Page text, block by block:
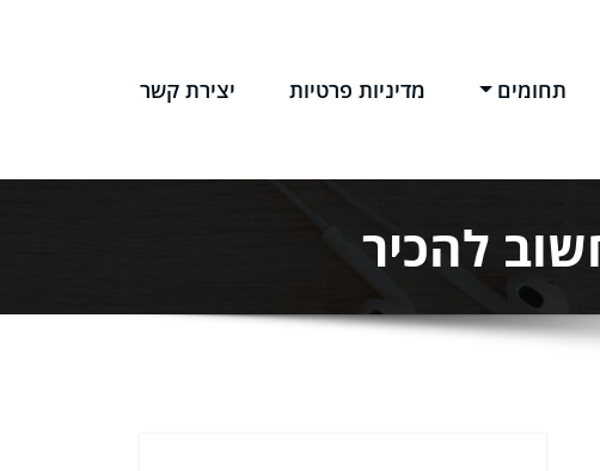
תחומים מדיניות פרטיות יצירת קשר
להכיר